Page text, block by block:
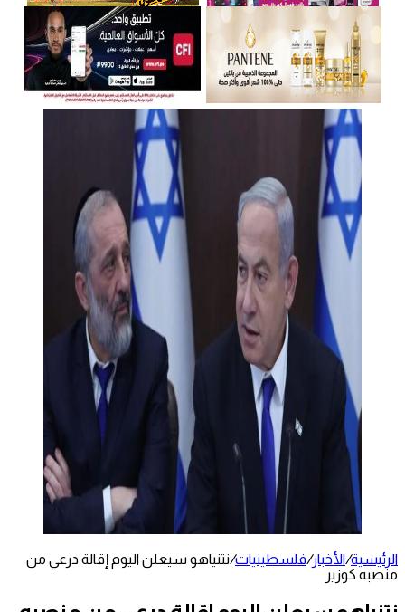
الرئيسية/الأخبار/فلسطينيات/نتنياهو سيعلن اليوم إقالة درعي من
منصبه كوزير